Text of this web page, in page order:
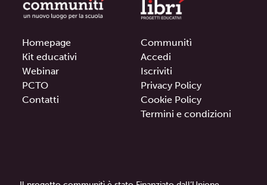
Homepage
Kit educativi
Webinar
PCTO
Contatti
Communitì
Accedi
Iscriviti
Privacy Policy
Cookie Policy
Termini e condizioni